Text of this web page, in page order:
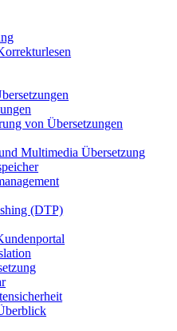
von Übersetzungen
Multimedia Übersetzung
(DTP)